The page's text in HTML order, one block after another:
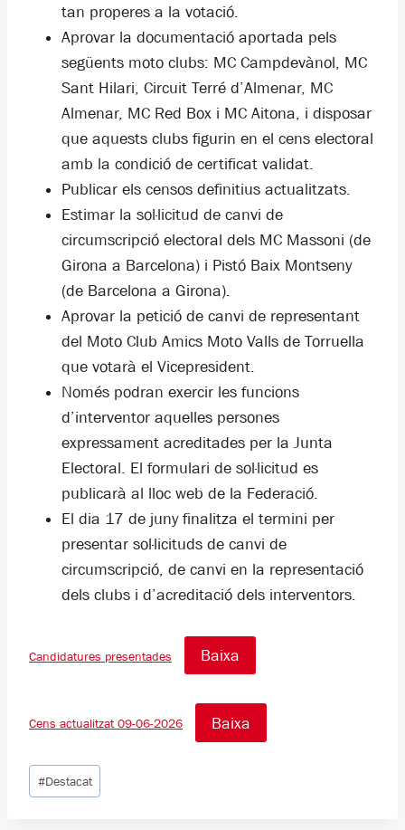
tan properes a la votació.
Aprovar la documentació aportada pels
següents moto clubs: MC Campdevànol, MC
Sant Hilari, Circuit Terré d’Almenar, MC
Almenar, MC Red Box i MC Aitona, i disposar
que aquests clubs figurin en el cens electoral
amb la condició de certificat validat.
Publicar els censos definitius actualitzats.
Estimar la sol·licitud de canvi de
circumscripció electoral dels MC Massoni (de
Girona a Barcelona) i Pistó Baix Montseny
(de Barcelona a Girona).
Aprovar la petició de canvi de representant
del Moto Club Amics Moto Valls de Torruella
que votarà el Vicepresident.
Només podran exercir les funcions
d’interventor aquelles persones
expressament acreditades per la Junta
Electoral. El formulari de sol·licitud es
publicarà al lloc web de la Federació.
El dia 17 de juny finalitza el termini per
presentar sol·licituds de canvi de
circumscripció, de canvi en la representació
dels clubs i d’acreditació dels interventors.
Candidatures presentades Baixa
Cens actualitzat 09-06-2026 Baixa
Etiquetes
d'entrada
#Destacat